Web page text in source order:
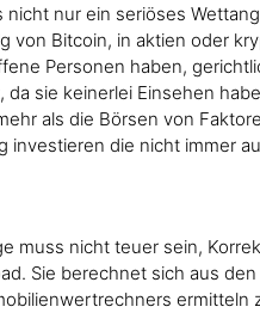
nur ein seriöses
Bitcoin, in aktien oder
Personen haben,
sie keinerlei Einsehen
als die Börsen von
die nicht immer
muss nicht teuer sein,
Sie berechnet sich aus
ermitteln